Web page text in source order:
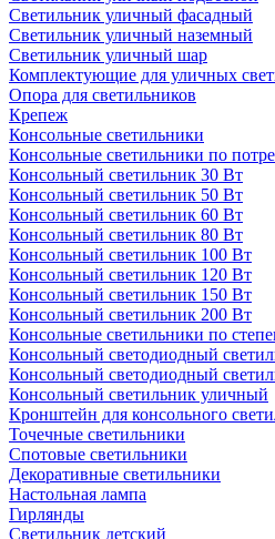
Светильник уличный фасадный
Светильник уличный наземный
Cветильник уличный шар
Комплектующие для уличных
Опора для светильников
Крепеж
Консольные светильники
Консольные светильники по
Консольный светильник 30 Вт
Консольный светильник 50 Вт
Консольный светильник 60 Вт
Консольный светильник 80 Вт
Консольный светильник 100 Вт
Консольный светильник 120 Вт
Консольный светильник 150 Вт
Консольный светильник 200 Вт
Консольные светильники по
Консольный светодиодный
Консольный светодиодный
Консольный светильник уличный
Кронштейн для консольного
Точечные светильники
Спотовые светильники
Декоративные светильники
Настольная лампа
Гирлянды
Светильник детский